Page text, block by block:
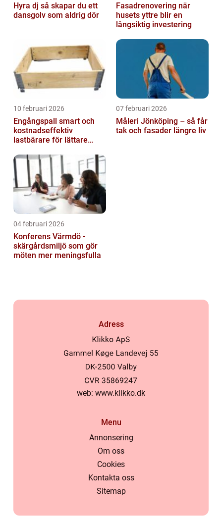
Hyra dj så skapar du ett
dansgolv som aldrig dör
Fasadrenovering när
husets yttre blir en
långsiktig investering
10 februari 2026
Engångspall smart och
kostnadseffektiv
lastbärare för lättare
07 februari 2026
Måleri Jönköping – så får
tak och fasader längre liv
04 februari 2026
Konferens Värmdö -
skärgårdsmiljö som gör
möten mer meningsfulla
Adress
web: www.klikko.dk
Menu
Annonsering
Om oss
Cookies
Kontakta oss
Sitemap